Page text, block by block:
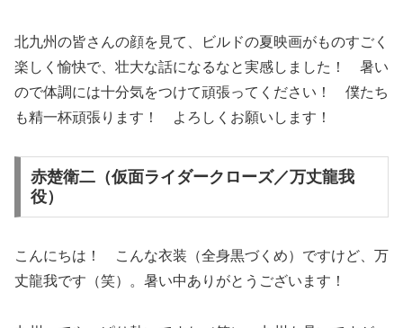
北九州の皆さんの顔を見て、ビルドの夏映画がものすごく
楽しく愉快で、壮大な話になるなと実感しました！ 暑い
ので体調には十分気をつけて頑張ってください！ 僕たち
も精一杯頑張ります！ よろしくお願いします！
赤楚衛二（仮面ライダークローズ／万丈龍我
役）
こんにちは！ こんな衣装（全身黒づくめ）ですけど、万
丈龍我です（笑）。暑い中ありがとうございます！